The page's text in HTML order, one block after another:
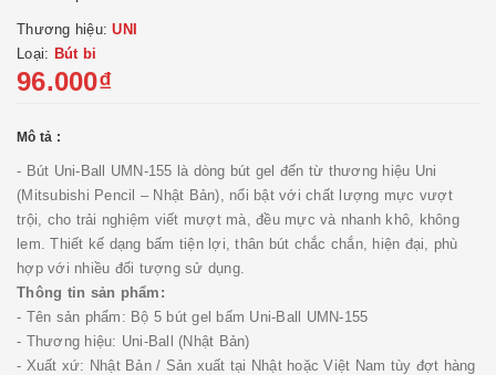
Thương hiệu:UNI
Loại: Bút bi
96.000₫
Mô tả :
- Bút Uni-Ball UMN-155 là dòng bút gel đến từ thương hiệu Uni
(Mitsubishi Pencil – Nhật Bản), nổi bật với chất lượng mực vượt
trội, cho trải nghiệm viết mượt mà, đều mực và nhanh khô, không
lem. Thiết kế dạng bấm tiện lợi, thân bút chắc chắn, hiện đại, phù
hợp với nhiều đối tượng sử dụng.
Thông tin sản phẩm:
- Tên sản phẩm: Bộ 5 bút gel bấm Uni-Ball UMN-155
- Thương hiệu: Uni-Ball (Nhật Bản)
- Xuất xứ: Nhật Bản / Sản xuất tại Nhật hoặc Việt Nam tùy đợt hàng